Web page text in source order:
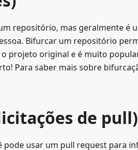
repositório, mas geralmente é
Bifurcar um repositório
projeto original e é muito
Para saber mais sobre
de pull)
pode usar um pull request para